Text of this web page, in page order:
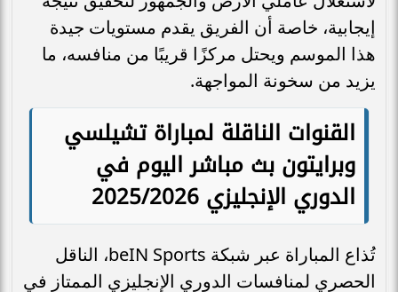
إيجابية، خاصة أن الفريق يقدم مستويات جيدة
هذا الموسم ويحتل مركزًا قريبًا من منافسه، ما
يزيد من سخونة المواجهة.
القنوات الناقلة لمباراة تشيلسي
وبرايتون بث مباشر اليوم في
الدوري الإنجليزي 2025/2026
تُذاع المباراة عبر شبكة beIN Sports، الناقل
الحصري لمنافسات الدوري الإنجليزي الممتاز في